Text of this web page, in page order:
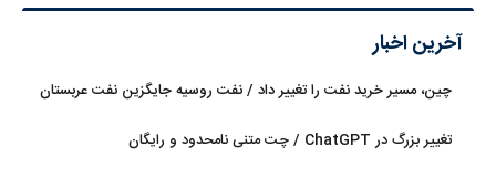
آخرین اخبار
چین، مسیر خرید نفت را تغییر داد / نفت روسیه جایگزین نفت عربستان
تغییر بزرگ در ChatGPT / چت متنی نامحدود و رایگان